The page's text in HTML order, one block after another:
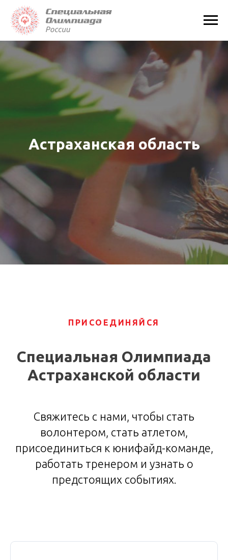
Астраханская область
ПРИСОЕДИНЯЙСЯ
Специальная Олимпиада
Астраханской области
Свяжитесь с нами, чтобы стать
волонтером, стать атлетом,
присоединиться к юнифайд-команде,
работать тренером и узнать о
предстоящих событиях.